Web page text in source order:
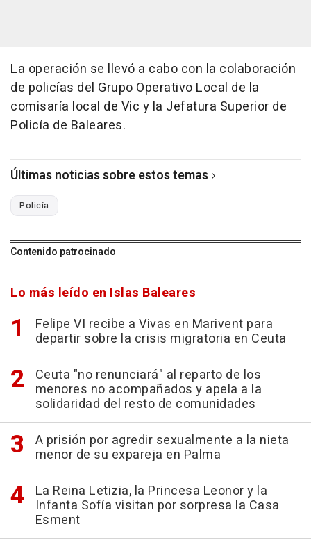
La operación se llevó a cabo con la colaboración
de policías del Grupo Operativo Local de la
comisaría local de Vic y la Jefatura Superior de
Policía de Baleares.
Últimas noticias sobre estos temas
Policía
Contenido patrocinado
Lo más leído en Islas Baleares
Felipe VI recibe a Vivas en Marivent para
departir sobre la crisis migratoria en Ceuta
Ceuta "no renunciará" al reparto de los
menores no acompañados y apela a la
solidaridad del resto de comunidades
A prisión por agredir sexualmente a la nieta
menor de su expareja en Palma
La Reina Letizia, la Princesa Leonor y la
Infanta Sofía visitan por sorpresa la Casa
Esment